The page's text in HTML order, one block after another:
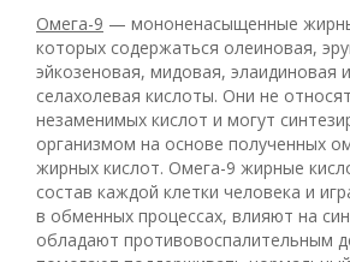
Омега-9 — мононенасыщенные
которых содержаться олеиновая,
эйкозеновая, мидовая, элаидиновая
селахолевая кислоты. Они не
незаменимых кислот и могут
организмом на основе полученных
жирных кислот. Омега-9 жирные
состав каждой клетки человека и
в обменных процессах, влияют на
обладают противовоспалительным